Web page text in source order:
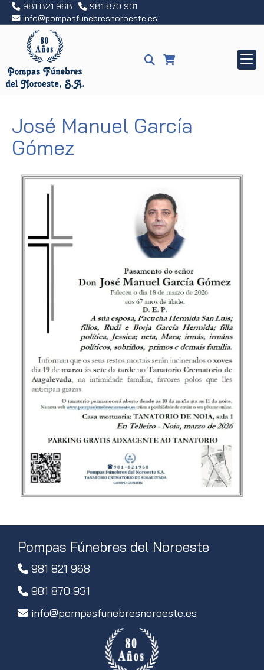
981 821 968
981 870 931
info
pompasfunebresnoroeste.es
José Manuel García
Gómez
Pompas Fúnebres del Noroeste
981 821 968
981 870 931
info
pompasfunebresnoroeste.es